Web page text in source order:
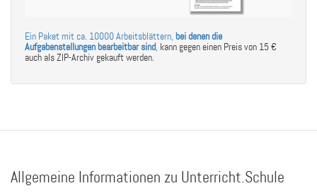
Ein Paket mit ca. 10000 Arbeitsblättern, bei denen die
Aufgabenstellungen bearbeitbar sind, kann gegen einen Preis von 15 €
auch als ZIP-Archiv gekauft werden.
Allgemeine Informationen zu Unterricht.Schule